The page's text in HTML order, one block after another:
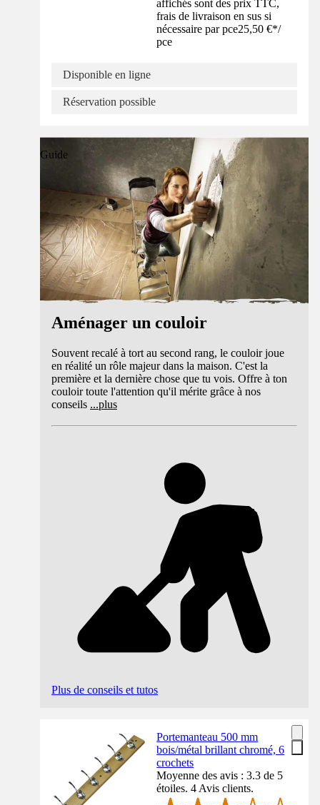
affichés sont des prix TTC,
frais de livraison en sus si
nécessaire par pce25,50 €*/
pce
Disponible en ligne
Réservation possible
Guide
Aménager un couloir
Souvent recalé à tort au second rang, le couloir joue
en réalité un rôle majeur dans la maison. C'est la
première et la dernière chose que tu vois. Offre à ton
couloir toute l'attention qu'il mérite grâce à nos
conseils ...plus
Plus de conseils et tutos
Portemanteau 500 mm
bois/métal brillant chromé, 6
crochets
Moyenne des avis : 3.3 de 5
étoiles. 4 Avis clients.